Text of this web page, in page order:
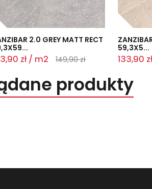
2.0 GREY MATT RECT
zł / m2 149,90 zł
59,3X5...
133,90
produkty